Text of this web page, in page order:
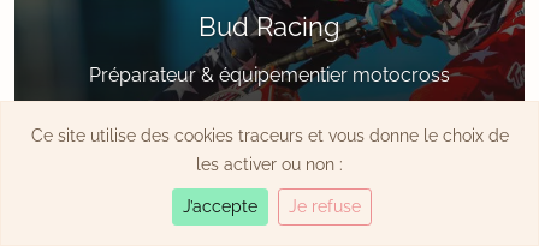
Bud Racing
Préparateur & équipementier motocross
Ce site utilise des cookies traceurs et vous donne le choix de
les activer ou non :
J’accepte Je refuse